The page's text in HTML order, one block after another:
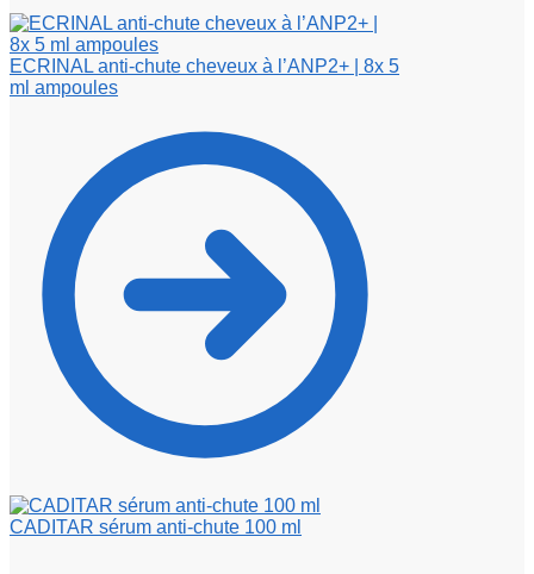
ECRINAL anti-chute cheveux à l’ANP2+ | 8x 5
ml ampoules
CADITAR sérum anti-chute 100 ml